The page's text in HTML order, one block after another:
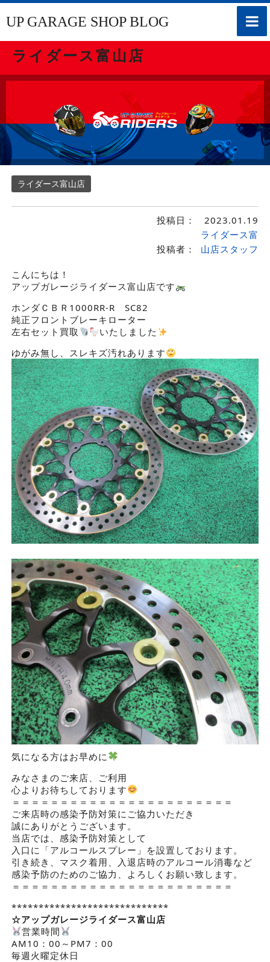
toggle
UP GARAGE SHOP BLOG
ライダース富山店
ライダース富山店
投稿日： 2023.01.19
投稿者：
ライダース富
山店スタッフ
こんにちは！
アップガレージライダース富山店です
ホンダＣＢＲ1000RR-R SC82
純正フロントブレーキローター
左右セット買取
いたしました
ゆがみ無し、スレキズ汚れあります
気になる方はお早めに
みなさまのご来店、ご利用
心よりお待ちしております
＝＝＝＝＝＝＝＝＝＝＝＝＝＝＝＝＝＝＝＝＝＝＝
ご来店時の感染予防対策にご協力いただき
誠にありがとうございます。
当店では、感染予防対策として
入口に「アルコールスプレー」を設置しております。
引き続き、マスク着用、入退店時のアルコール消毒など
感染予防のためのご協力、よろしくお願い致します。
＝＝＝＝＝＝＝＝＝＝＝＝＝＝＝＝＝＝＝＝＝＝＝
*****************************
☆アップガレージライダース富山店
営業時間
AM10：00～PM7：00
毎週火曜定休日